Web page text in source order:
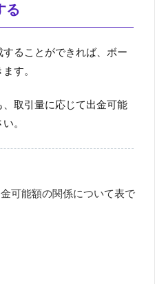
る
ることができれば、ボー
す。
取引量に応じて出金可能
。
可能額の関係について表で